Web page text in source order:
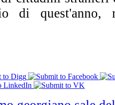
di quest'anno,